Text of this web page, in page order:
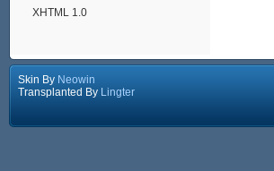
XHTML 1.0
Skin By Neowin
Transplanted By Lingter